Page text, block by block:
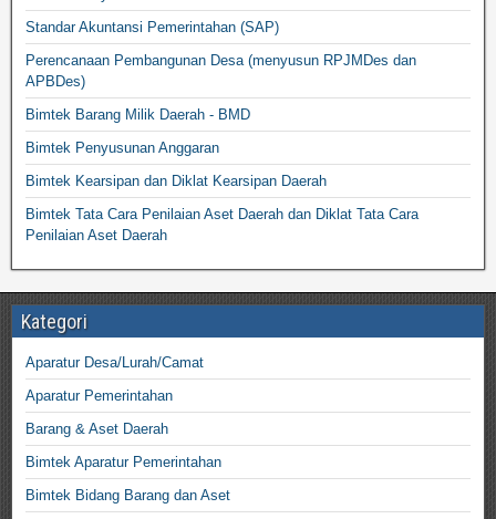
Standar Akuntansi Pemerintahan (SAP)
Perencanaan Pembangunan Desa (menyusun RPJMDes dan
APBDes)
Bimtek Barang Milik Daerah - BMD
Bimtek Penyusunan Anggaran
Bimtek Kearsipan dan Diklat Kearsipan Daerah
Bimtek Tata Cara Penilaian Aset Daerah dan Diklat Tata Cara
Penilaian Aset Daerah
Kategori
Aparatur Desa/Lurah/Camat
Aparatur Pemerintahan
Barang & Aset Daerah
Bimtek Aparatur Pemerintahan
Bimtek Bidang Barang dan Aset